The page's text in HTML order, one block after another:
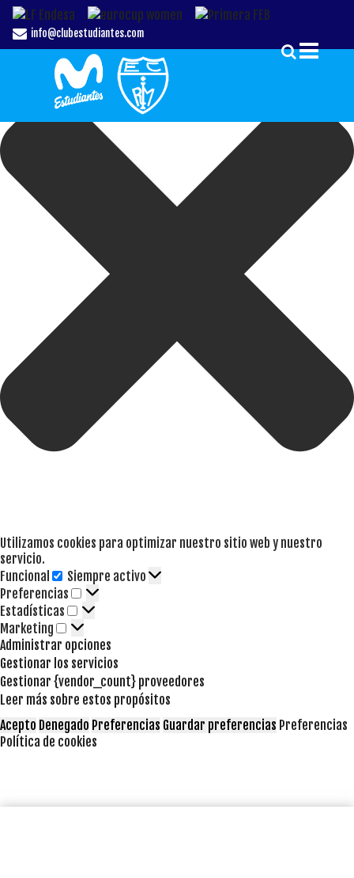
Gestionar el Consentimiento de las Cookies
Utilizamos cookies para optimizar nuestro sitio web y nuestro
servicio.
Funcional
Funcional
Siempre activo
Preferencias
Preferencias
Estadísticas Estadísticas
Marketing Marketing
Administrar opciones
Gestionar los servicios
Gestionar {vendor_count} proveedores
Leer más sobre estos propósitos
Acepto Denegado Preferencias Guardar preferencias Preferencias
Política de cookies
info@clubestudiantes.com